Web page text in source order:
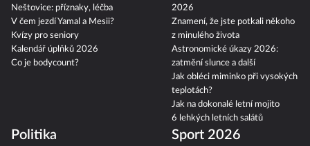
Neštovice: příznaky, léčba
V čem jezdí Yamal a Mesii?
Kvízy pro seniory
Kalendář úplňků 2026
Co je bodycount?
2026
Znamení, že jste potkali někoho
z minulého života
Astronomické úkazy 2026:
zatmění slunce a další
Jak obléci miminko při vysokých
teplotách?
Jak na dokonalé letní mojito
6 lehkých letních salátů
Politika Sport 2026